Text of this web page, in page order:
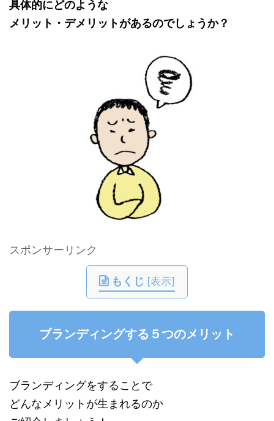
具体的にどのような
メリット・デメリットがあるのでしょうか？
スポンサーリンク
もくじ [表示]
ブランディングする５つのメリット
ブランディングをすることで
どんなメリットが生まれるのか